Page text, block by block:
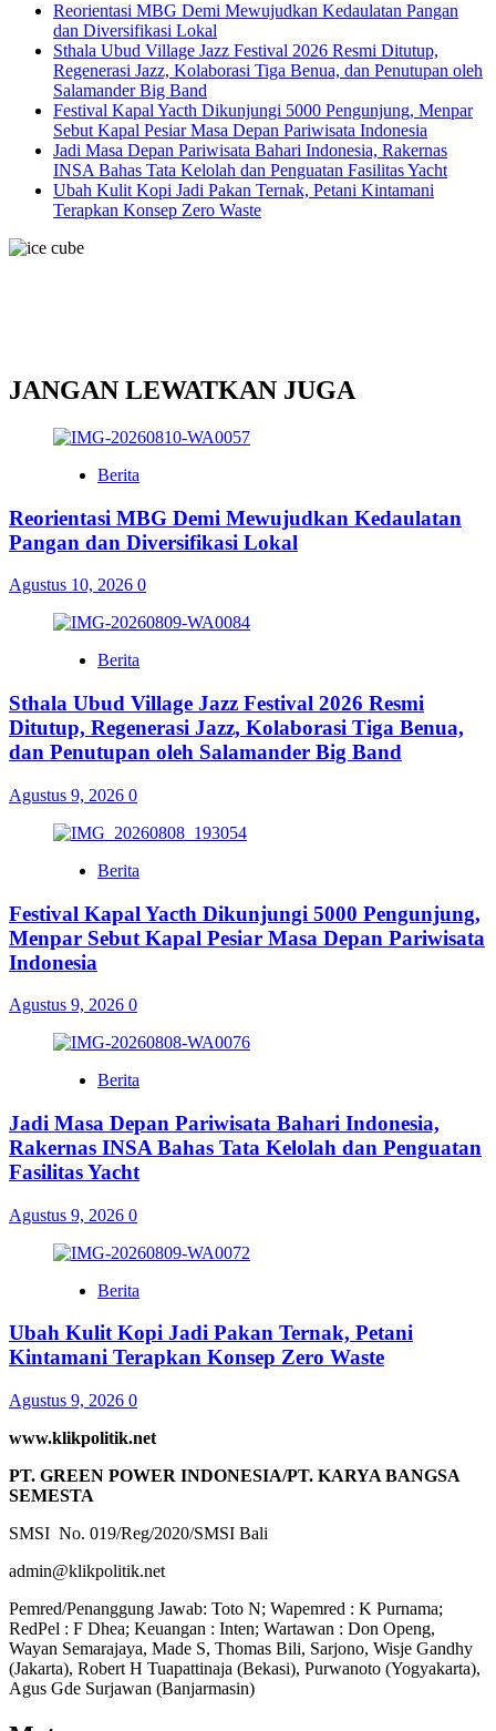
Reorientasi MBG Demi Mewujudkan Kedaulatan Pangan
dan Diversifikasi Lokal
Sthala Ubud Village Jazz Festival 2026 Resmi Ditutup,
Regenerasi Jazz, Kolaborasi Tiga Benua, dan Penutupan oleh
Salamander Big Band
Festival Kapal Yacth Dikunjungi 5000 Pengunjung, Menpar
Sebut Kapal Pesiar Masa Depan Pariwisata Indonesia
Jadi Masa Depan Pariwisata Bahari Indonesia, Rakernas
INSA Bahas Tata Kelolah dan Penguatan Fasilitas Yacht
Ubah Kulit Kopi Jadi Pakan Ternak, Petani Kintamani
Terapkan Konsep Zero Waste
JANGAN LEWATKAN JUGA
Berita
Reorientasi MBG Demi Mewujudkan Kedaulatan
Pangan dan Diversifikasi Lokal
Agustus 10, 2026 0
Berita
Sthala Ubud Village Jazz Festival 2026 Resmi
Ditutup, Regenerasi Jazz, Kolaborasi Tiga Benua,
dan Penutupan oleh Salamander Big Band
Agustus 9, 2026 0
Berita
Festival Kapal Yacth Dikunjungi 5000 Pengunjung,
Menpar Sebut Kapal Pesiar Masa Depan Pariwisata
Indonesia
Agustus 9, 2026 0
Berita
Jadi Masa Depan Pariwisata Bahari Indonesia,
Rakernas INSA Bahas Tata Kelolah dan Penguatan
Fasilitas Yacht
Agustus 9, 2026 0
Berita
Ubah Kulit Kopi Jadi Pakan Ternak, Petani
Kintamani Terapkan Konsep Zero Waste
Agustus 9, 2026 0
www.klikpolitik.net
PT. GREEN POWER INDONESIA/PT. KARYA BANGSA
SEMESTA
SMSI No. 019/Reg/2020/SMSI Bali
admin@klikpolitik.net
Pemred/Penanggung Jawab: Toto N; Wapemred : K Purnama;
RedPel : F Dhea; Keuangan : Inten; Wartawan : Don Openg,
Wayan Semarajaya, Made S, Thomas Bili, Sarjono, Wisje Gandhy
(Jakarta), Robert H Tuapattinaja (Bekasi), Purwanoto (Yogyakarta),
Agus Gde Surjawan (Banjarmasin)